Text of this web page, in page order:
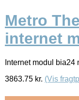
Metro
internet
Internet modul bia24
3863.75 kr. (Vis